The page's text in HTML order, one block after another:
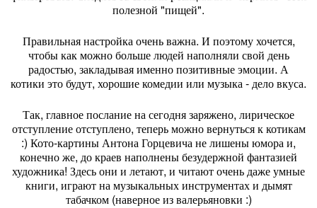
полезной "пищей".
Правильная настройка очень важна. И поэтому хочется,
чтобы как можно больше людей наполняли свой день
радостью, закладывая именно позитивные эмоции. А
котики это будут, хорошие комедии или музыка - дело вкуса.
Так, главное послание на сегодня заряжено, лирическое
отступление отступлено, теперь можно вернуться к котикам
:) Кото-картины Антона Горцевича не лишены юмора и,
конечно же, до краев наполнены безудержной фантазией
художника! Здесь они и летают, и читают очень даже умные
книги, играют на музыкальных инструментах и дымят
табачком (наверное из валерьяновки :)